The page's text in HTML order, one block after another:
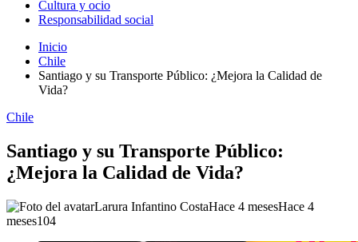
Cultura y ocio
Responsabilidad social
Inicio
Chile
Santiago y su Transporte Público: ¿Mejora la Calidad de
Vida?
Chile
Santiago y su Transporte Público:
¿Mejora la Calidad de Vida?
Larura Infantino CostaHace 4 mesesHace 4
meses104